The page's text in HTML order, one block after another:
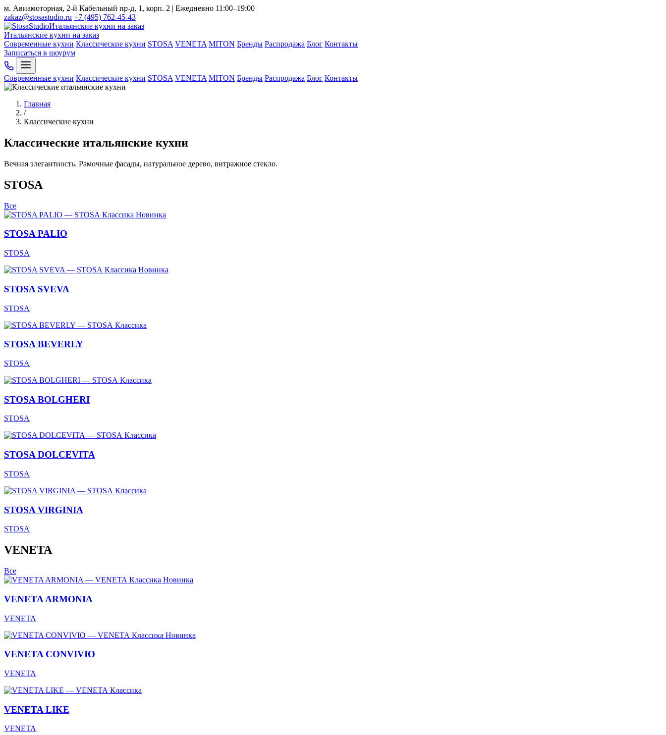
м. Авиамоторная, 2-й Кабельный пр-д, 1, корп. 2 | Ежедневно 11:00–19:00
zakaz@stosastudio.ru +7 (495) 762-45-43
Итальянские кухни на заказ
Итальянские кухни на заказ
Современные кухни Классические кухни STOSA VENETA MITON Бренды Распродажа Блог Контакты
Записаться в шоурум
Современные кухни Классические кухни STOSA VENETA MITON Бренды Распродажа Блог Контакты
Главная
/
Классические кухни
Классические итальянские кухни
Вечная элегантность. Рамочные фасады, натуральное дерево, витражное стекло.
STOSA
Все
Классика Новинка
STOSA PALIO
STOSA
Классика Новинка
STOSA SVEVA
STOSA
Классика
STOSA BEVERLY
STOSA
Классика
STOSA BOLGHERI
STOSA
Классика
STOSA DOLCEVITA
STOSA
Классика
STOSA VIRGINIA
STOSA
VENETA
Все
Классика Новинка
VENETA ARMONIA
VENETA
Классика Новинка
VENETA CONVIVIO
VENETA
Классика
VENETA LIKE
VENETA